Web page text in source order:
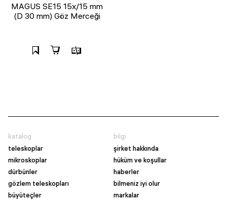
MAGUS SE15 15х/15 mm
(D 30 mm) Göz Merceği
katalog
teleskoplar
mikroskoplar
dürbünler
gözlem teleskopları
büyüteçler
bilgi
şirket hakkında
hüküm ve koşullar
haberler
bilmeniz iyi olur
markalar